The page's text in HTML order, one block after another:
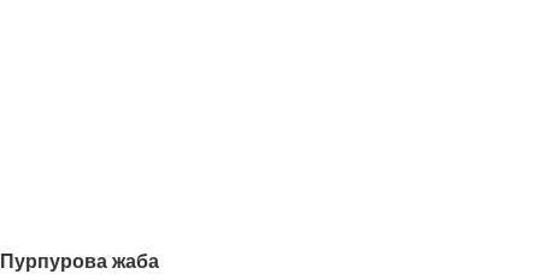
Пурпурова жаба